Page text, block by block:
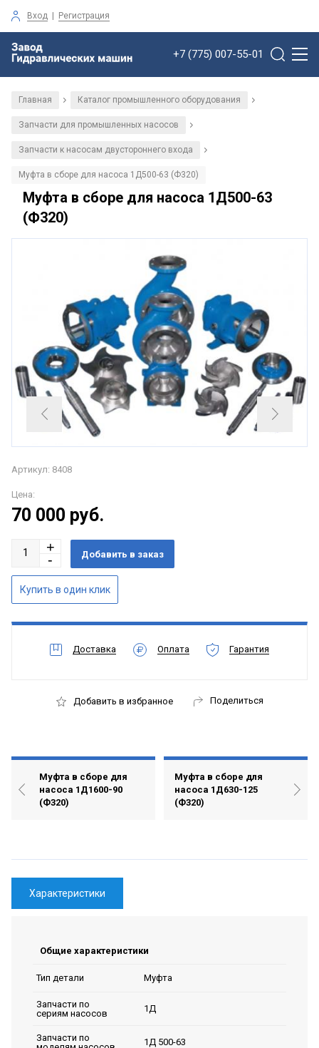
Вход | Регистрация
+7 (775) 007-55-01
Главная / Каталог промышленного оборудования /
Запчасти для промышленных насосов /
Запчасти к насосам двустороннего входа /
Муфта в сборе для насоса 1Д500-63 (Ф320)
Муфта в сборе для насоса 1Д500-63
(Ф320)
Артикул: 8408
Цена:
70 000 руб.
Доставка Оплата Гарантия
Добавить в избранное Поделиться
Муфта в сборе для
насоса 1Д1600-90
(Ф320)
Муфта в сборе для
насоса 1Д630-125
(Ф320)
Характеристики
Общие характеристики
Тип детали Муфта
Запчасти по
сериям насосов
1Д
Запчасти по
1Д 500-63